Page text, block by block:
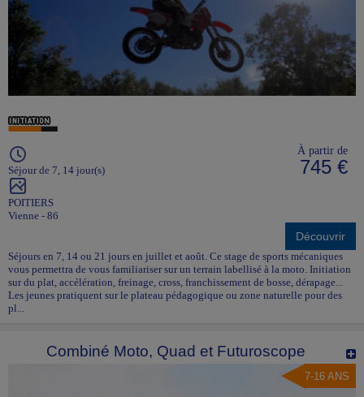
Séjour de 7, 14 jour(s)
POITIERS
Vienne - 86
À partir de
745 €
Découvrir
Séjours en 7, 14 ou 21 jours en juillet et août. Ce stage de sports mécaniques
vous permettra de vous familiariser sur un terrain labellisé à la moto. Initiation
sur du plat, accélération, freinage, cross, franchissement de bosse, dérapage...
Les jeunes pratiquent sur le plateau pédagogique ou zone naturelle pour des
pl...
Combiné Moto, Quad et Futuroscope
7-16 ANS